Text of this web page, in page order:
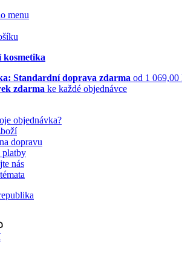
menu
Standardní doprava zdarma od 1 069,00
zdarma ke každé objednávce
objednávka?
dopravu
platby
nás